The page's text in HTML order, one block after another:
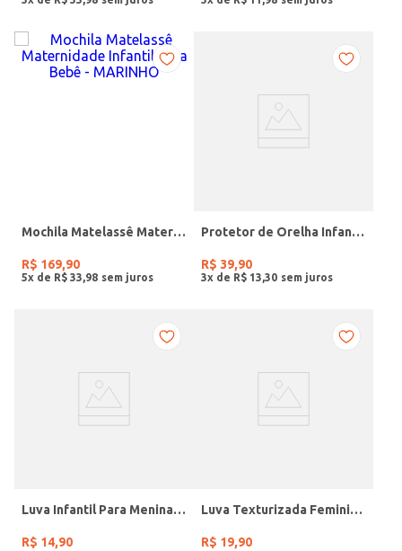
Mochila Matelassê Maternidade Infantil Para Bebê - MARINHO
R$ 169,90
5x de R$ 33 98
Protetor de Orelha Infantil CINZA
R$ 39,90
3x de R$ 13 30
Luva Infantil Para Menina - SORTIDO
R$ 14,90
Luva Texturizada Feminina SORTIDO
R$ 19,90